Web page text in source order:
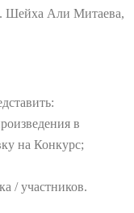
Шейха Али Митаева,
в
на Конкурс;
/ участников.